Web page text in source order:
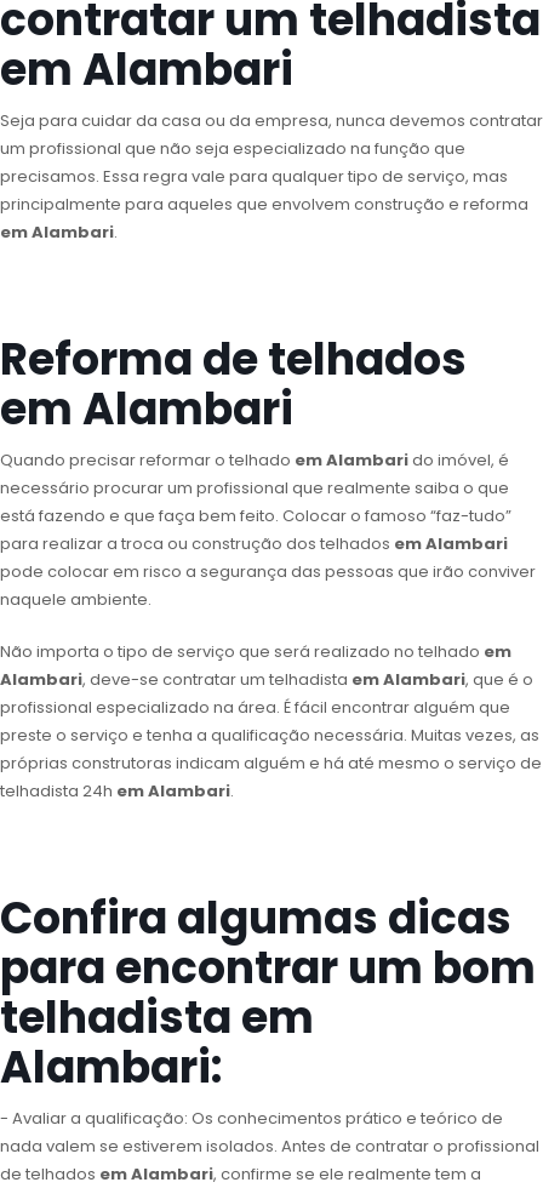
contratar um telhadista
em Alambari
Seja para cuidar da casa ou da empresa, nunca devemos contratar
um profissional que não seja especializado na função que
precisamos. Essa regra vale para qualquer tipo de serviço, mas
principalmente para aqueles que envolvem construção e reforma
em Alambari.
Reforma de telhados
em Alambari
Quando precisar reformar o telhado em Alambarido imóvel, é
necessário procurar um profissional que realmente saiba o que
está fazendo e que faça bem feito. Colocar o famoso “faz-tudo”
para realizar a troca ou construção dos telhados em Alambari
pode colocar em risco a segurança das pessoas que irão conviver
naquele ambiente.
Não importa o tipo de serviço que será realizado no telhado em
Alambari, deve-se contratar um telhadista em Alambari, que é o
profissional especializado na área. É fácil encontrar alguém que
preste o serviço e tenha a qualificação necessária. Muitas vezes, as
próprias construtoras indicam alguém e há até mesmo o serviço de
telhadista 24h em Alambari.
Confira algumas dicas
para encontrar um bom
telhadista em
Alambari:
- Avaliar a qualificação: Os conhecimentos prático e teórico de
nada valem se estiverem isolados. Antes de contratar o profissional
de telhados em Alambari, confirme se ele realmente tem a